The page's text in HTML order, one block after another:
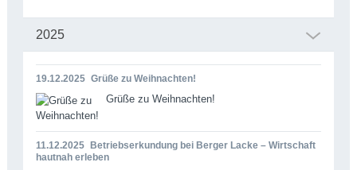
2025
19.12.2025 Grüße zu Weihnachten!
Grüße zu Weihnachten!
11.12.2025 Betriebserkundung bei Berger Lacke – Wirtschaft
hautnah erleben